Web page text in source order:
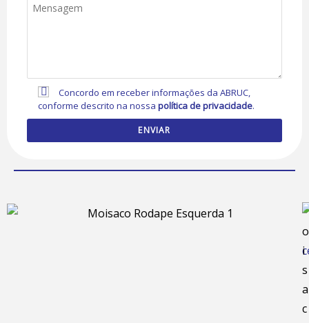
Concordo em receber informações da ABRUC,
conforme descrito na nossapolítica de privacidade.